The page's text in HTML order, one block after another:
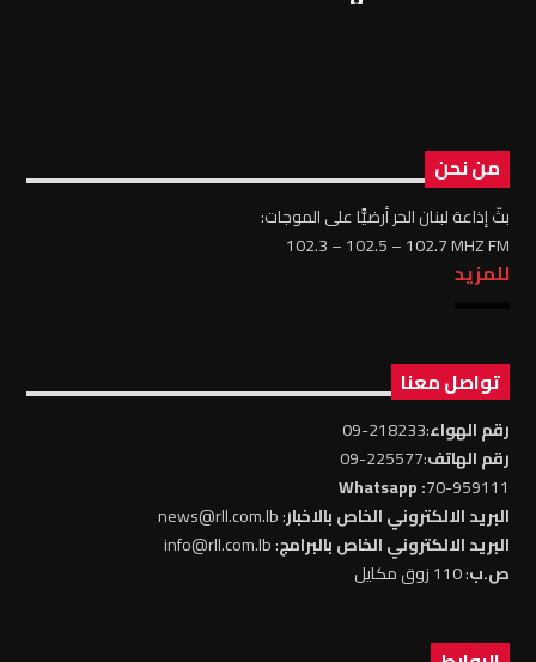
من نحن
بثّ إذاعة لبنان الحر أرضيًّا على الموجات:
102.3 – 102.5 – 102.7 MHZ FM
للمزيد
تواصل معنا
رقم الهواء:218233-09
رقم الهاتف:225577-09
70-959111
: Whatsapp
البريد الالكتروني الخاص بالاخبار: news@rll.com.lb
البريد الالكتروني الخاص بالبرامج: info@rll.com.lb
ص.ب: 110 زوق مكايل